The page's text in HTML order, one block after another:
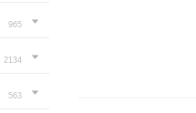
965
2134
563